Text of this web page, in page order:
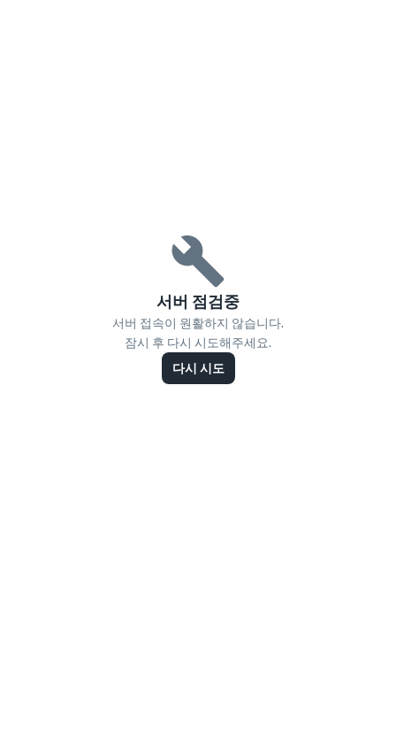
서버 점검중
서버 접속이 원활하지 않습니다.
잠시 후 다시 시도해주세요.
다시 시도